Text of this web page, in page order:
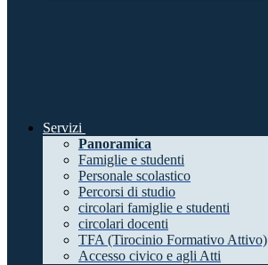
Servizi
Panoramica
Famiglie e studenti
Personale scolastico
Percorsi di studio
circolari famiglie e studenti
circolari docenti
TFA (Tirocinio Formativo Attivo)
Accesso civico e agli Atti